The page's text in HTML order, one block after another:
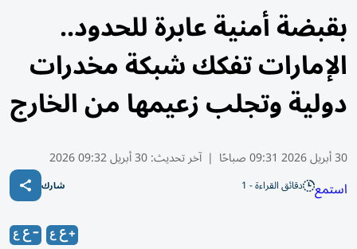
بقبضة أمنية عابرة للحدود..
الإمارات تفكك شبكة مخدرات
دولية وتجلب زعيمها من الخارج
30 أبريل 2026 09:31 صباحًا | آخر تحديث:30 أبريل 09:32 2026
استمع دقائق القراءة - 1 شارك